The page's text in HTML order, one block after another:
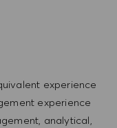
experience
experience
analytical,